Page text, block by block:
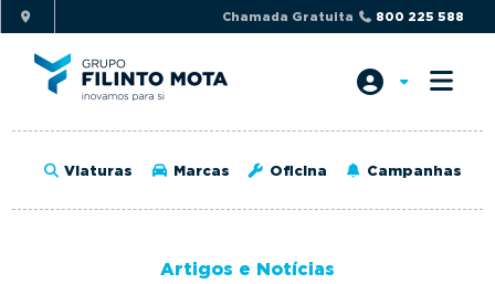
i
p
t
o
r
i
p
t
o
a
Chamada Gratuita 800 225 588
Viaturas Marcas Oficina Campanhas
Artigos e Notícias